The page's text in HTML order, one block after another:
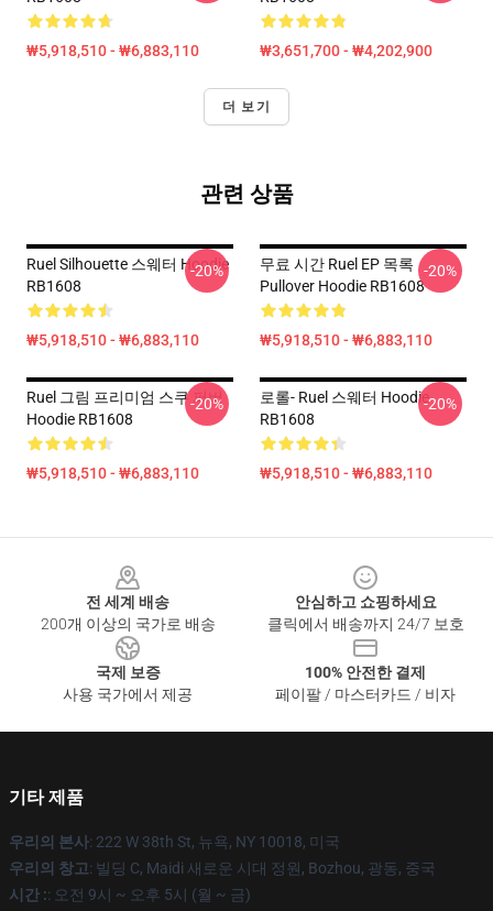
₩5,918,510 - ₩6,883,110 ₩3,651,700 - ₩4,202,900
더 보기
관련 상품
Ruel Silhouette 스웨터 Hoodie
RB1608
₩5,918,510 - ₩6,883,110
-20%
무료 시간 Ruel EP 목록
Pullover Hoodie RB1608
₩5,918,510 - ₩6,883,110
-20%
Ruel 그림 프리미엄 스쿠 퍼버
Hoodie RB1608
₩5,918,510 - ₩6,883,110
-20%
로롤- Ruel 스웨터 Hoodie
RB1608
₩5,918,510 - ₩6,883,110
-20%
전 세계 배송
200개 이상의 국가로 배송
안심하고 쇼핑하세요
클릭에서 배송까지 24/7 보호
국제 보증
사용 국가에서 제공
100% 안전한 결제
페이팔 / 마스터카드 / 비자
기타 제품
우리의 본사: 222 W 38th St, 뉴욕, NY 10018, 미국
우리의 창고: 빌딩 C, Maidi 새로운 시대 정원, Bozhou, 광동, 중국
시간 :: 오전 9시 ~ 오후 5시 (월 ~ 금)